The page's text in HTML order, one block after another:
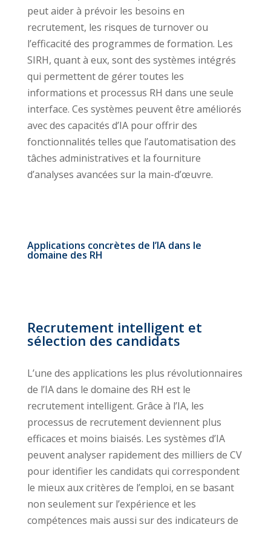
peut aider à prévoir les besoins en
recrutement, les risques de turnover ou
l’efficacité des programmes de formation. Les
SIRH, quant à eux, sont des systèmes intégrés
qui permettent de gérer toutes les
informations et processus RH dans une seule
interface. Ces systèmes peuvent être améliorés
avec des capacités d’IA pour offrir des
fonctionnalités telles que l’automatisation des
tâches administratives et la fourniture
d’analyses avancées sur la main-d’œuvre.
Applications concrètes de l’IA dans le
domaine des RH
Recrutement intelligent et
sélection des candidats
L’une des applications les plus révolutionnaires
de l’IA dans le domaine des RH est le
recrutement intelligent. Grâce à l’IA, les
processus de recrutement deviennent plus
efficaces et moins biaisés. Les systèmes d’IA
peuvent analyser rapidement des milliers de CV
pour identifier les candidats qui correspondent
le mieux aux critères de l’emploi, en se basant
non seulement sur l’expérience et les
compétences mais aussi sur des indicateurs de